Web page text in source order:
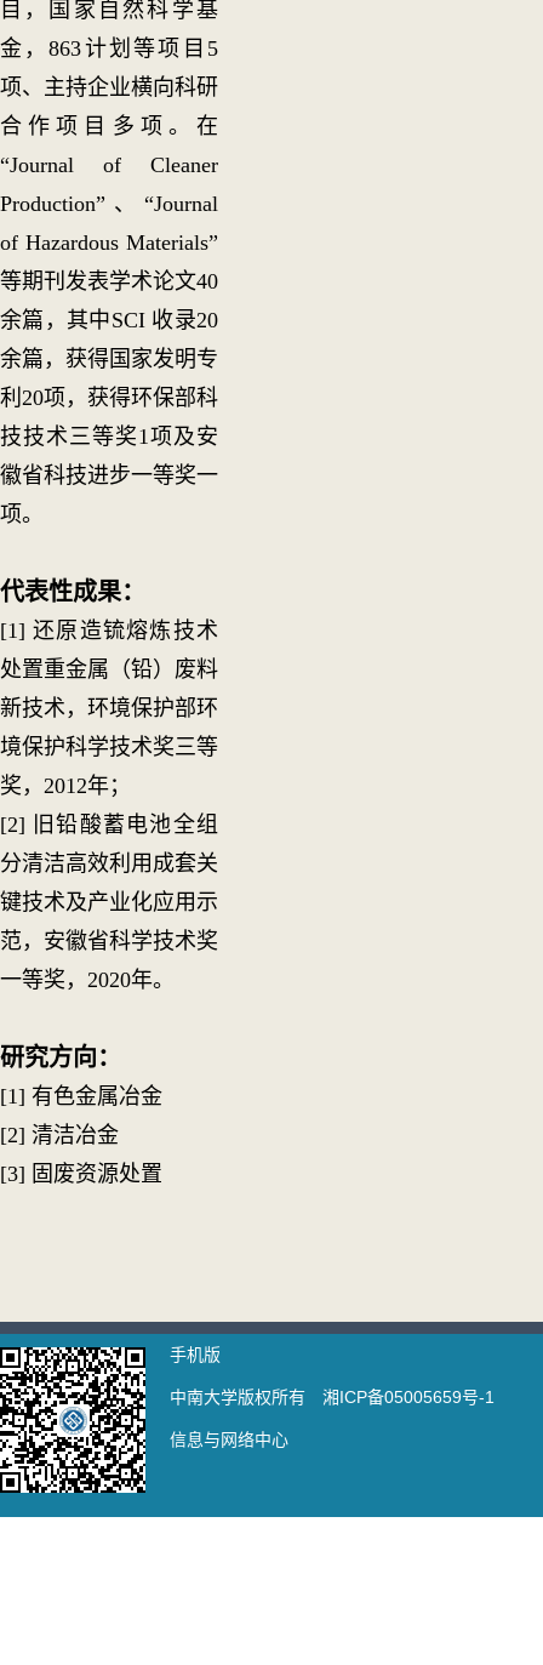
目，国家自然科学基
金，863计划等项目5
项、主持企业横向科研
合作项目多项。在
“Journal of Cleaner
Production”、“Journal
of Hazardous Materials”
等期刊发表学术论文40
余篇，其中SCI 收录20
余篇，获得国家发明专
利20项，获得环保部科
技技术三等奖1项及安
徽省科技进步一等奖一
项。
代表性成果：
[1] 还原造锍熔炼技术
处置重金属（铅）废料
新技术，环境保护部环
境保护科学技术奖三等
奖，2012年；
[2] 旧铅酸蓄电池全组
分清洁高效利用成套关
键技术及产业化应用示
范，安徽省科学技术奖
一等奖，2020年。
研究方向：
[1] 有色金属冶金
[2] 清洁冶金
[3] 固废资源处置
手机版
中南大学版权所有 湘ICP备05005659号-1
信息与网络中心